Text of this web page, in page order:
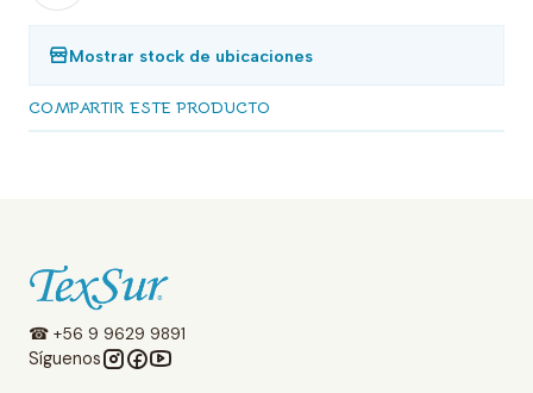
Mostrar stock de ubicaciones
COMPARTIR ESTE PRODUCTO
☎ +56 9 9629 9891
Síguenos